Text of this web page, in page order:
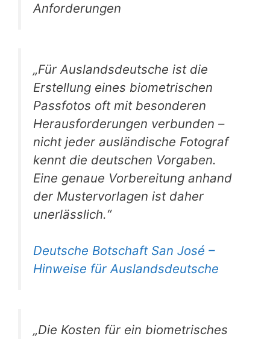
Anforderungen
„Für Auslandsdeutsche ist die
Erstellung eines biometrischen
Passfotos oft mit besonderen
Herausforderungen verbunden –
nicht jeder ausländische Fotograf
kennt die deutschen Vorgaben.
Eine genaue Vorbereitung anhand
der Mustervorlagen ist daher
unerlässlich.“
Deutsche Botschaft San José –
Hinweise für Auslandsdeutsche
„Die Kosten für ein biometrisches